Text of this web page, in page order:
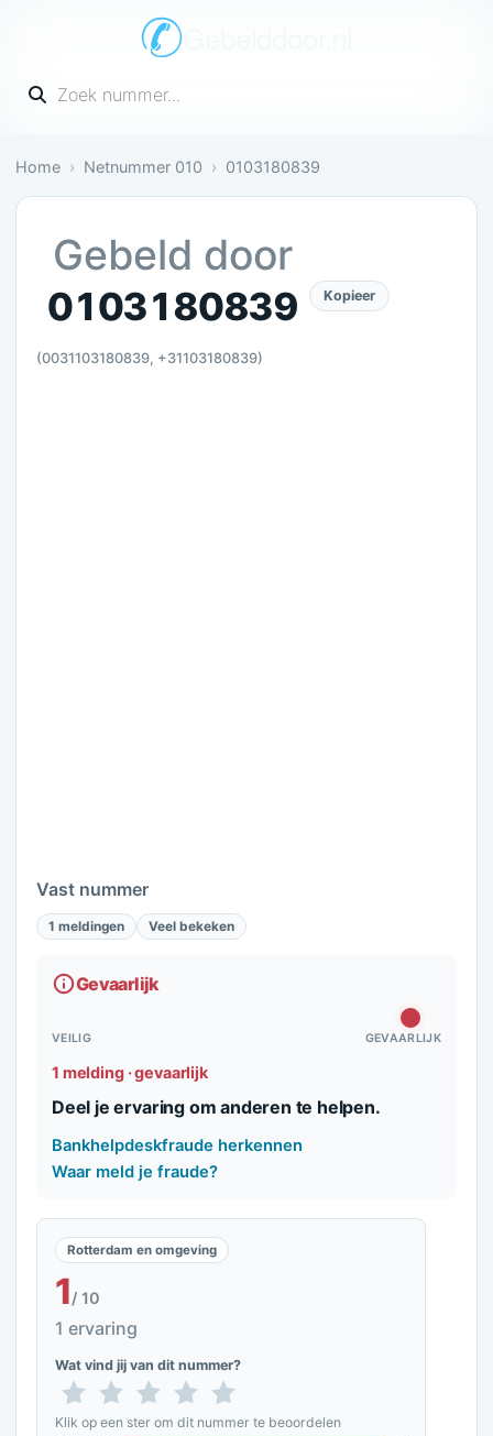
Gebelddoor.nl
Vul een telefoonnummer in
Home Netnummer 010 0103180839
Gevaarlijk: 1 melding bevestigt dit
Gebeld door
0103180839
(0031103180839, +31103180839)
Kopieer
Vast nummer
1 meldingen Veel bekeken
Gevaarlijk
VEILIG GEVAARLIJK
1 melding · gevaarlijk
Deel je ervaring om anderen te helpen.
Bankhelpdeskfraude herkennen
Waar meld je fraude?
Rotterdam en omgeving
1/ 10
1 ervaring
Wat vind jij van dit nummer?
Klik op een ster om dit nummer te beoordelen